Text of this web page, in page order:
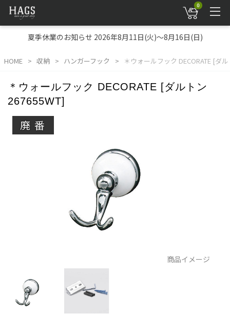
0
夏季休業のお知らせ 2026年8月11日(火)～8月16日(日)
HOME 収納 ハンガーフック ＊ウォールフック DECORATE [ダ
＊ウォールフック DECORATE [ダルトン
267655WT]
廃番
商品イメージ